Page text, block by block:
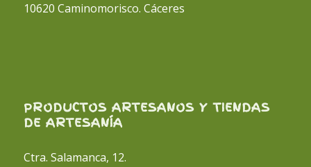
10620 Caminomorisco. Cáceres
PRODUCTOS ARTESANOS Y TIENDAS
DE ARTESANÍA
Ctra. Salamanca, 12.